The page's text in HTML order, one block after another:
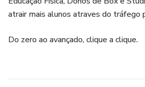
atrair mais alunos atraves do tráfego
Do zero ao avançado, clique a clique.